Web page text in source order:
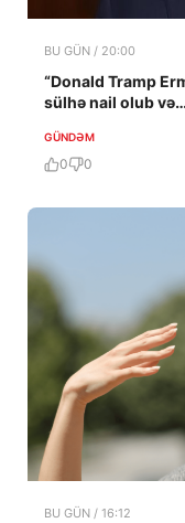
BU GÜN / 20:00
“Donald Tramp
sülhə nail olub
GÜNDƏM
0 0
BU GÜN / 16:12